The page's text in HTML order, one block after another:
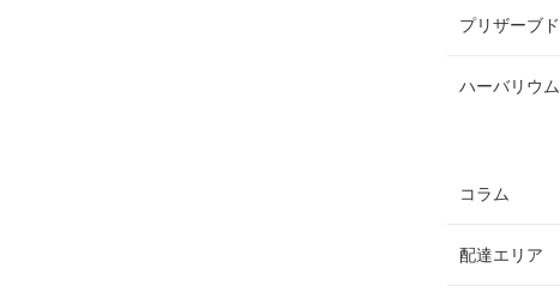
プリザーブ
ハーバリウム
コラム
配達エリア